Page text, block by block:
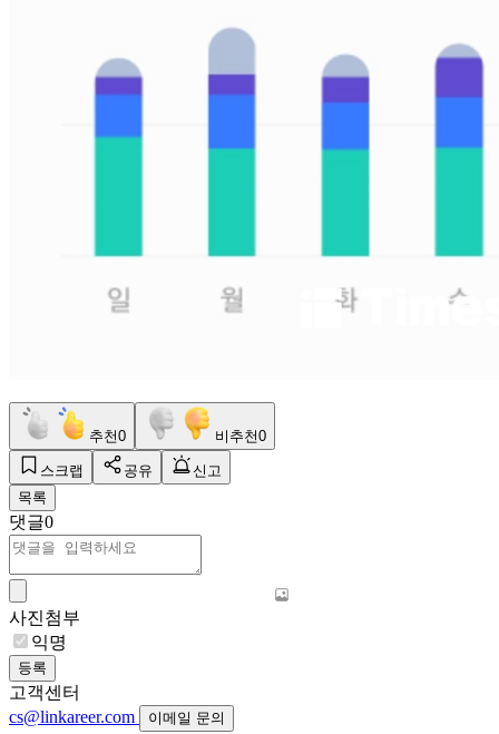
추천0 비추천0
스크랩 공유
신고
목록
댓글0
사진첨부
익명
등록
고객센터
cs@linkareer.com
이메일 문의